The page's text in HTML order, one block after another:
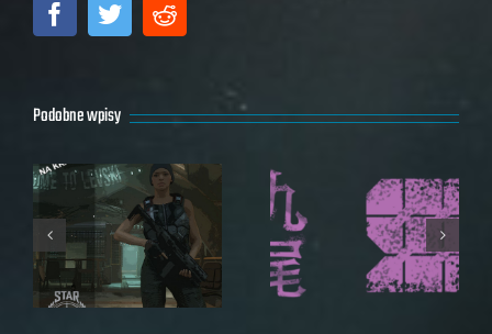
Facebook
TwitterReddit
Podobne wpisy
Nine Tails RED FESTIVAL